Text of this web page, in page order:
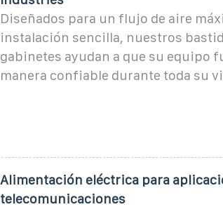
Diseñados para un flujo de aire
instalación sencilla, nuestros
gabinetes ayudan a que su equipo
manera confiable durante toda su
Alimentación eléctrica para
telecomunicaciones